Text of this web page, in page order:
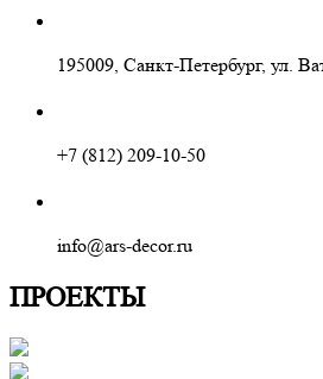
195009, Санкт-Петербург, ул.
+7 (812) 209-10-50
info@ars-decor.ru
ПРОЕКТЫ